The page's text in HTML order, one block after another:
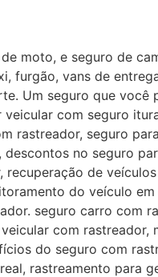
moto, e seguro de
furgão, vans de
Um seguro que
com seguro
rastreador, seguro
no seguro
recuperação de
do veículo
seguro carro com
com
do seguro com
rastreamento para